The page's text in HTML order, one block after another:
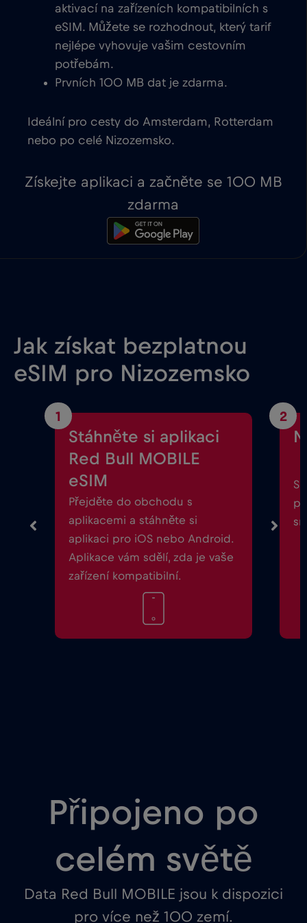
aktivací na zařízeních kompatibilních s
eSIM. Můžete se rozhodnout, který tarif
nejlépe vyhovuje vašim cestovním
potřebám.
Prvních 100 MB dat je zdarma.
Ideální pro cesty do Amsterdam, Rotterdam
nebo po celé Nizozemsko.
Získejte aplikaci a začněte se 100 MB
zdarma
Jak získat bezplatnou
eSIM pro Nizozemsko
1
Stáhněte si aplikaci
Red Bull MOBILE
eSIM
Přejděte do obchodu s
aplikacemi a stáhněte si
aplikaci pro iOS nebo Android.
Aplikace vám sdělí, zda je vaše
zařízení kompatibilní.
2
Připojeno po
celém světě
Data Red Bull MOBILE jsou k dispozici
pro více než 100 zemí.